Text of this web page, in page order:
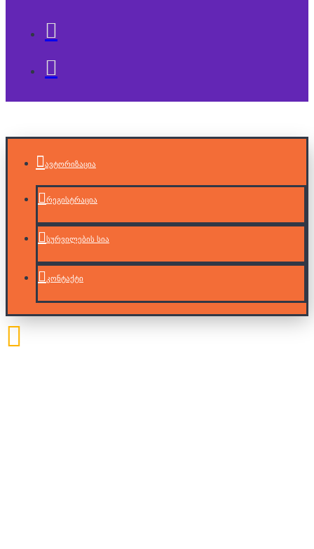
ავტორიზაცია
რეგისტრაცია
სურვილების სია
კონტაქტი